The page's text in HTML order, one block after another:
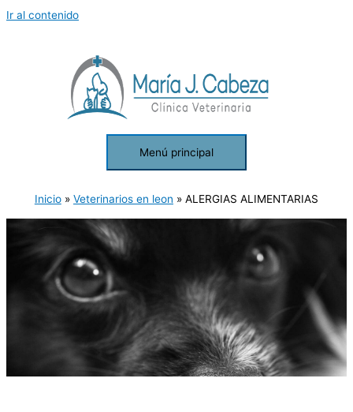
Ir al contenido
Menú principal
Inicio Veterinarios en leon ALERGIAS ALIMENTARIAS